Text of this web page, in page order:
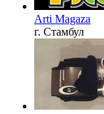
Arti Magaza
г. Стамбул